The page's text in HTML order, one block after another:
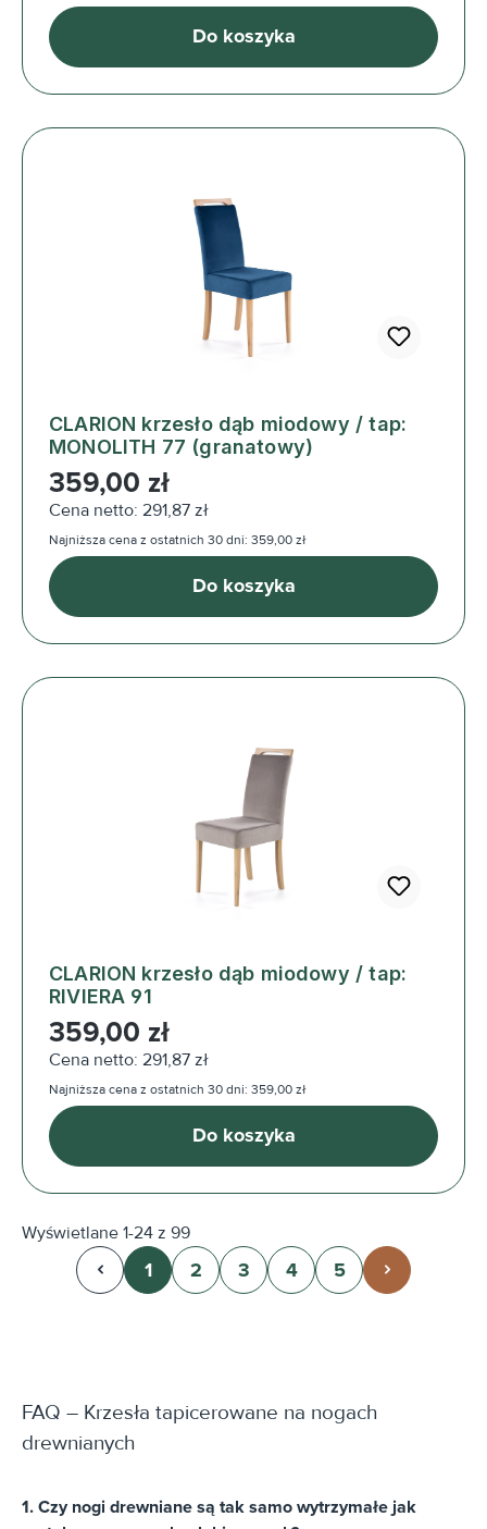
Do koszyka
CLARION krzesło dąb miodowy / tap:
MONOLITH 77 (granatowy)
Cena regularna:
359,00 zł
Cena netto: 291,87 zł
Najniższa cena z ostatnich 30 dni: 359,00 zł
Do koszyka
CLARION krzesło dąb miodowy / tap:
RIVIERA 91
Cena regularna:
359,00 zł
Cena netto: 291,87 zł
Najniższa cena z ostatnich 30 dni: 359,00 zł
Do koszyka
Wyświetlane 1-24 z 99
Strona
1 Strona
2 Strona
3 Strona
4 Strona
5
FAQ – Krzesła tapicerowane na nogach
drewnianych
1. Czy nogi drewniane są tak samo wytrzymałe jak